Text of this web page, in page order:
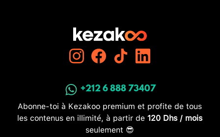
+212 6 888 73407
Abonne-toi à Kezakoo premium et profite de tous
les contenus en illimité, à partir de 120 Dhs / mois
seulement 😎